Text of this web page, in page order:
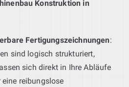
Konstruktion in
Fertigungszeichnungen:
sind logisch strukturiert,
sich direkt in Ihre Abläufe
reibungslose